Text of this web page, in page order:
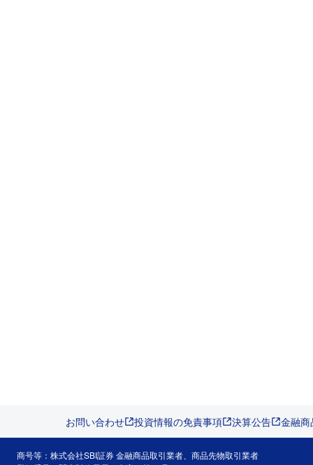
お問い合わせ 投資情報の免責事項 決算公告 金融
商号等：株式会社SBI証券 金融商品取引業者、商品先物取引業者